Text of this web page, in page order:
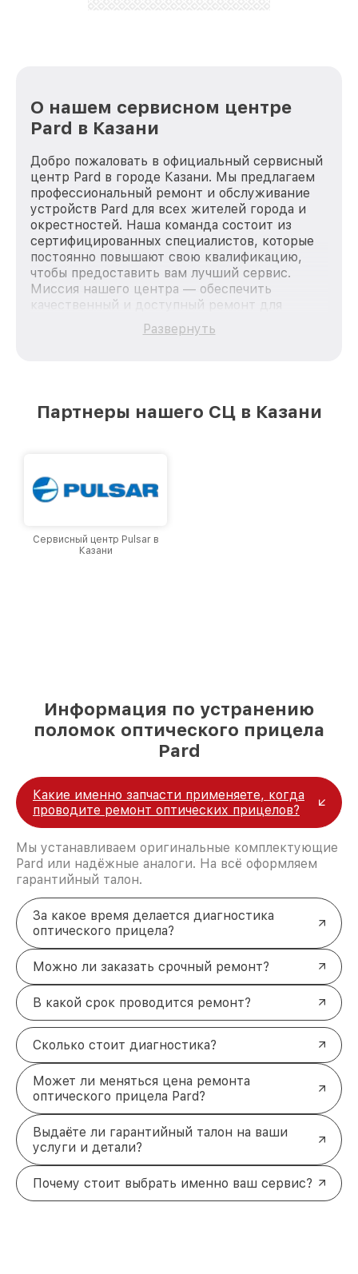
О нашем сервисном центре
Pard в Казани
Добро пожаловать в официальный сервисный
центр Pard в городе Казани. Мы предлагаем
профессиональный ремонт и обслуживание
устройств Pard для всех жителей города и
окрестностей. Наша команда состоит из
сертифицированных специалистов, которые
постоянно повышают свою квалификацию,
чтобы предоставить вам лучший сервис.
Миссия нашего центра — обеспечить
качественный и доступный ремонт для
каждого пользователя продукции Pard, вне
зависимости от сложности поломки. Мы
Казани, постоянно повышая уровень доверия
Развернуть
Партнеры нашего СЦ в Казани
Сервисный центр Pulsar в
Казани
Информация по устранению
поломок оптического прицела
Pard
Какие именно запчасти применяете, когда
проводите ремонт оптических прицелов?
Мы устанавливаем оригинальные комплектующие
Pard или надёжные аналоги. На всё оформляем
гарантийный талон.
За какое время делается диагностика
оптического прицела?
Можно ли заказать срочный ремонт?
В какой срок проводится ремонт?
Сколько стоит диагностика?
Может ли меняться цена ремонта
оптического прицела Pard?
Выдаёте ли гарантийный талон на ваши
услуги и детали?
Почему стоит выбрать именно ваш сервис?